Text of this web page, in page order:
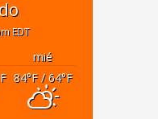
EDT
mié
84°F/ 64°F